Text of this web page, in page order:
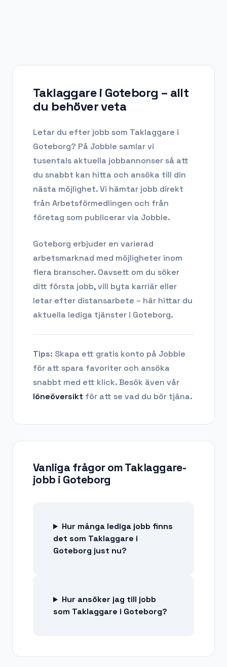
Taklaggare i Goteborg – allt
du behöver veta
Letar du efter jobb som Taklaggare i
Goteborg? På Jobble samlar vi
tusentals aktuella jobbannonser så att
du snabbt kan hitta och ansöka till din
nästa möjlighet. Vi hämtar jobb direkt
från Arbetsförmedlingen och från
företag som publicerar via Jobble.
Goteborg erbjuder en varierad
arbetsmarknad med möjligheter inom
flera branscher. Oavsett om du söker
ditt första jobb, vill byta karriär eller
letar efter distansarbete – här hittar du
aktuella lediga tjänster i Goteborg.
Tips: Skapa ett gratis konto på Jobble
för att spara favoriter och ansöka
snabbt med ett klick. Besök även vår
löneöversikt för att se vad du bör tjäna.
Vanliga frågor omTaklaggare-
jobb i Goteborg
Hur många lediga jobb finns
det som Taklaggare i
Goteborg just nu?
Hur ansöker jag till jobb
som Taklaggare i Goteborg?